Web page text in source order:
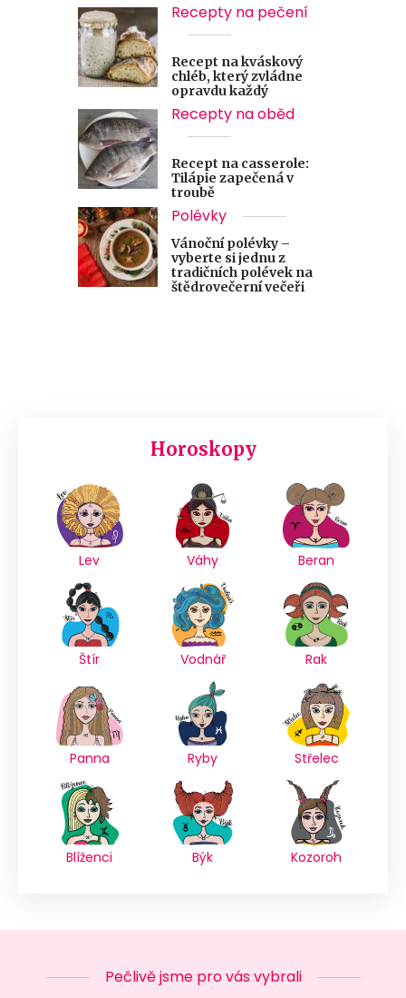
Recepty na pečení
Recept na kváskový
chléb, který zvládne
opravdu každý
Recepty na oběd
Recept na casserole:
Tilápie zapečená v
troubě
Polévky
Vánoční polévky –
vyberte si jednu z
tradičních polévek na
štědrovečerní večeři
Horoskopy
Lev Váhy Beran
Štír Vodnář Rak
Panna Ryby Střelec
Blíženci Býk Kozoroh
Pečlivě jsme pro vás vybrali